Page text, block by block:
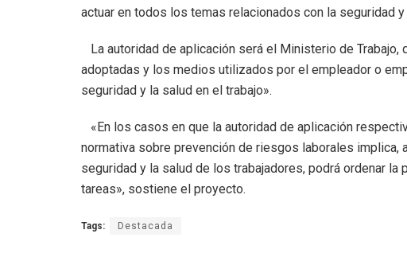
actuar en todos los temas relacionados con la seguridad y
La autoridad de aplicación será el Ministerio de Trabajo,
adoptadas y los medios utilizados por el empleador o
seguridad y la salud en el trabajo».
«En los casos en que la autoridad de aplicación
normativa sobre prevención de riesgos laborales implica,
seguridad y la salud de los trabajadores, podrá ordenar
tareas», sostiene el proyecto.
Tags: Destacada